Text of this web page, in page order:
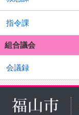
指令課
組合議会
会議録